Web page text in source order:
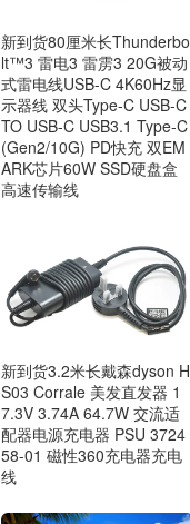
新到货80厘米长Thunderbo
lt™3 雷电3 雷雳3 20G被动
式雷电线USB-C 4K60Hz显
示器线 双头Type-C USB-C
TO USB-C USB3.1 Type-C
(Gen2/10G) PD快充 双EM
ARK芯片60W SSD硬盘盒
高速传输线
新到货3.2米长戴森dyson H
S03 Corrale 美发直发器 1
7.3V 3.74A 64.7W 交流适
配器电源充电器 PSU 3724
58-01 磁性360充电器充电
线